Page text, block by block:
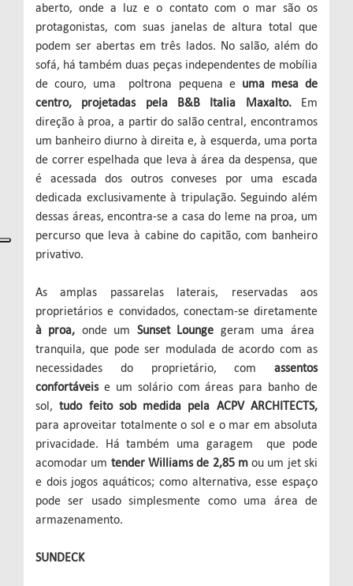
aberto, onde a luz e o contato com o mar são os
protagonistas, com suas janelas de altura total que
podem ser abertas em três lados. No salão, além do
sofá, há também duas peças independentes de mobília
de couro, uma poltrona pequena e uma mesa de
centro, projetadas pela B&B Italia Maxalto.Em
direção à proa, a partir do salão central, encontramos
um banheiro diurno à direita e, à esquerda, uma porta
de correr espelhada que leva à área da despensa, que
é acessada dos outros conveses por uma escada
dedicada exclusivamente à tripulação. Seguindo além
dessas áreas, encontra-se a casa do leme na proa, um
percurso que leva à cabine do capitão, com banheiro
privativo.
As amplas passarelas laterais, reservadas aos
proprietários e convidados, conectam-se diretamente
à proa, onde um Sunset Lounge geram uma área
tranquila, que pode ser modulada de acordo com as
necessidades do proprietário, com assentos
confortáveise um solário com áreas para banho de
sol,tudo feito sob medida pela ACPV ARCHITECTS,
para aproveitar totalmente o sol e o mar em absoluta
privacidade. Há também uma garagem que pode
acomodar um tender Williams de 2,85 mou um jet ski
e dois jogos aquáticos; como alternativa, esse espaço
pode ser usado simplesmente como uma área de
armazenamento.
SUNDECK